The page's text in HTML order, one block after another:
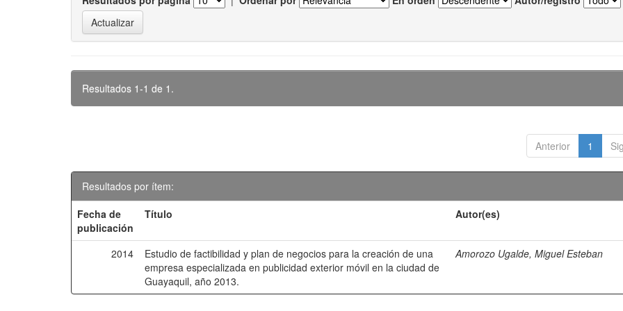
Resultados 1-1 de 1.
Anterior 1
Resultados por ítem:
Fecha de
publicación
Título Autor(es)
2014
Estudio de factibilidad y plan de negocios para la creación de una
empresa especializada en publicidad exterior móvil en la ciudad de
Guayaquil, año 2013.
Amorozo Ugalde, Miguel Esteban